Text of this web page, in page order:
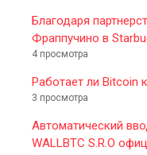
Благодаря
Фраппучино в
4 просмотра
Работает ли Bitcoin
3 просмотра
Автоматический
WALLBTC S.R.O